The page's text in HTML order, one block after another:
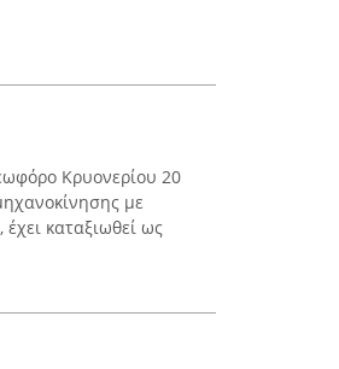
Κρυονερίου 20
με
καταξιωθεί ως